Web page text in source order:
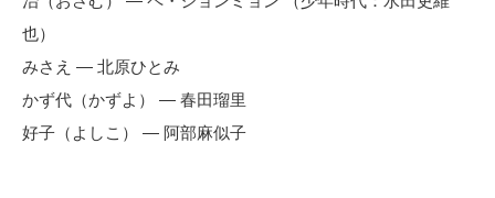
也）
みさえ — 北原ひとみ
かず代（かずよ） — 春田瑠里
好子（よしこ） — 阿部麻似子